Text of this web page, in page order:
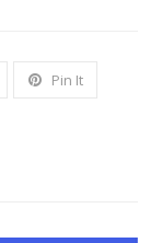
Pin It